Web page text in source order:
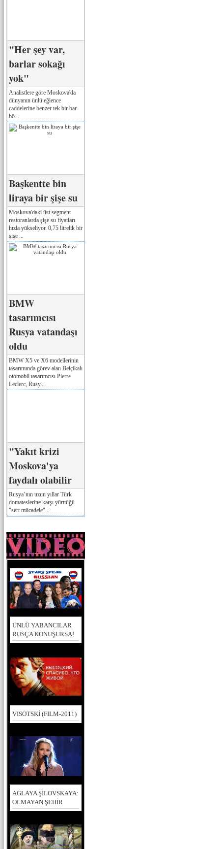
"Her şey var,
barlar sokağı
yok"
Analistlere göre Moskova'da
dünyanın ünlü eğlence
caddelerine benzer tek bir bar
bö...
Başkentte bin
liraya bir şişe su
Moskova'daki üst segment
restoranlarda şişe su fiyatları
hızla yükseliyor. 0,75 litrelik bir
şişe ...
BMW
tasarımcısı
Rusya vatandaşı
oldu
BMW X5 ve X6 modellerinin
tasarımında görev alan Belçikalı
otomobil tasarımcısı Pierre
Leclerc, Rusy...
"Yakıt krizi
Moskova'ya
faydalı olabilir
Rusya’nın uzun yıllar Türk
domateslerine karşı yürttüğü
"sert mücadele"...
ÜNLÜ YABANCILAR
RUSÇA KONUŞURSA!
VISOTSKİ (FILM-2011)
AGLAYA ŞİLOVSKAYA:
OLMAYAN ŞEHİR